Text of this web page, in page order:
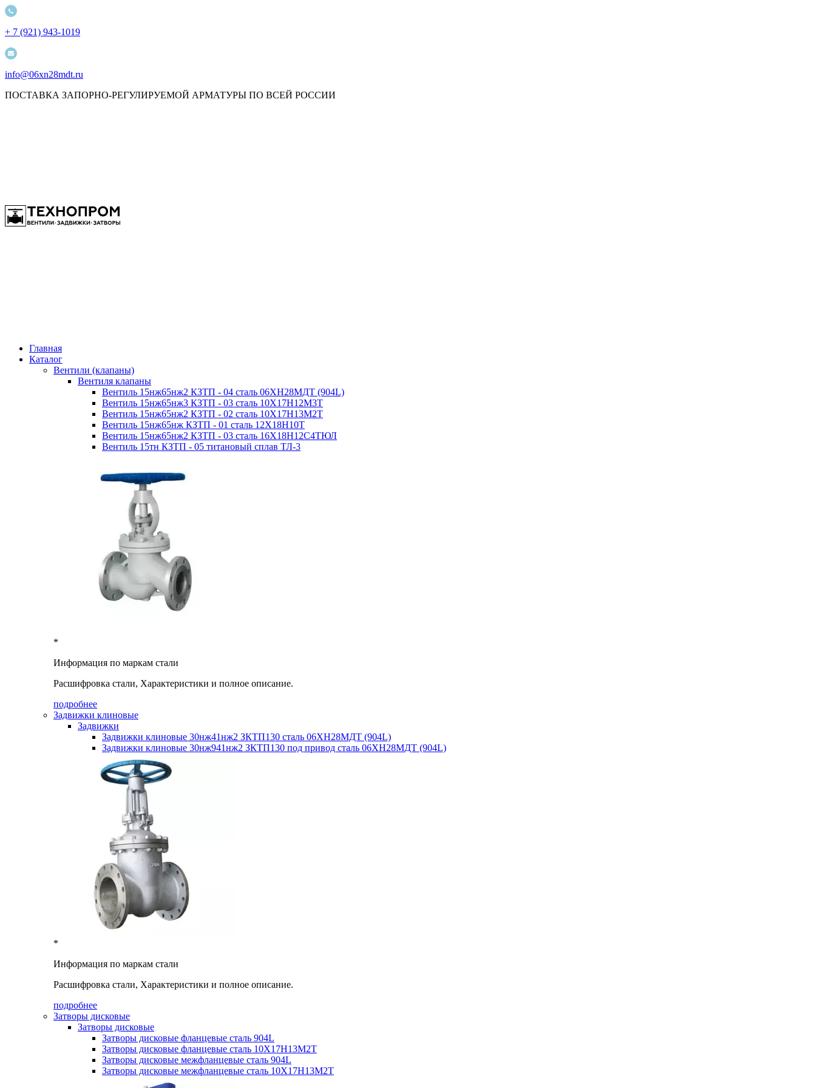
+ 7 (921) 943-1019
info@06xn28mdt.ru
ПОСТАВКА ЗАПОРНО-РЕГУЛИРУЕМОЙ АРМАТУРЫ ПО ВСЕЙ РОССИИ
Главная
Каталог
Вентили (клапаны)
Вентиля клапаны
Вентиль 15нж65нж2 КЗТП - 04 сталь 06ХН28МДТ (904L)
Вентиль 15нж65нж3 КЗТП - 03 сталь 10Х17Н12М3Т
Вентиль 15нж65нж2 КЗТП - 02 сталь 10Х17Н13М2Т
Вентиль 15нж65нж КЗТП - 01 сталь 12Х18Н10Т
Вентиль 15нж65нж2 КЗТП - 03 сталь 16Х18Н12С4ТЮЛ
Вентиль 15тн КЗТП - 05 титановый сплав ТЛ-3
*
Информация по маркам стали
Расшифровка стали, Характеристики и полное описание.
подробнее
Задвижки клиновые
Задвижки
Задвижки клиновые 30нж41нж2 ЗКТП130 сталь 06ХН28МДТ (904L)
Задвижки клиновые 30нж941нж2 ЗКТП130 под привод сталь 06ХН28МДТ (904L)
*
Информация по маркам стали
Расшифровка стали, Характеристики и полное описание.
подробнее
Затворы дисковые
Затворы дисковые
Затворы дисковые фланцевые сталь 904L
Затворы дисковые фланцевые сталь 10Х17Н13М2Т
Затворы дисковые межфланцевые сталь 904L
Затворы дисковые межфланцевые сталь 10Х17Н13М2Т